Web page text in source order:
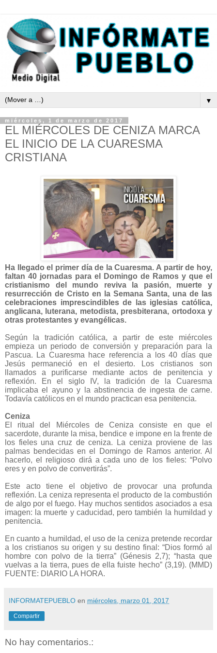
▼
miércoles, 1 de marzo de 2017
EL MIÉRCOLES DE CENIZA MARCA
EL INICIO DE LA CUARESMA
CRISTIANA
Ha llegado el primer día de la Cuaresma. A partir de hoy,
faltan 40 jornadas para el Domingo de Ramos y que el
cristianismo del mundo reviva la pasión, muerte y
resurrección de Cristo en la Semana Santa, una de las
celebraciones imprescindibles de las iglesias católica,
anglicana, luterana, metodista, presbiterana, ortodoxa y
otras protestantes y evangélicas.
Según la tradición católica, a partir de este miércoles
empieza un periodo de conversión y preparación para la
Pascua. La Cuaresma hace referencia a los 40 días que
Jesús permaneció en el desierto. Los cristianos son
llamados a purificarse mediante actos de penitencia y
reflexión. En el siglo IV, la tradición de la Cuaresma
implicaba el ayuno y la abstinencia de ingesta de carne.
Todavía católicos en el mundo practican esa penitencia.
Ceniza
El ritual del Miércoles de Ceniza consiste en que el
sacerdote, durante la misa, bendice e impone en la frente de
los fieles una cruz de ceniza. La ceniza proviene de las
palmas bendecidas en el Domingo de Ramos anterior. Al
hacerlo, el religioso dirá a cada uno de los fieles: “Polvo
eres y en polvo de convertirás”.
Este acto tiene el objetivo de provocar una profunda
reflexión. La ceniza representa el producto de la combustión
de algo por el fuego. Hay muchos sentidos asociados a esa
imagen: la muerte y caducidad, pero también la humildad y
penitencia.
En cuanto a humildad, el uso de la ceniza pretende recordar
a los cristianos su origen y su destino final: “Dios formó al
hombre con polvo de la tierra” (Génesis 2,7); “hasta que
vuelvas a la tierra, pues de ella fuiste hecho” (3,19). (MMD)
FUENTE: DIARIO LA HORA.
INFORMATEPUEBLO en miércoles, marzo 01, 2017
Compartir
No hay comentarios.: